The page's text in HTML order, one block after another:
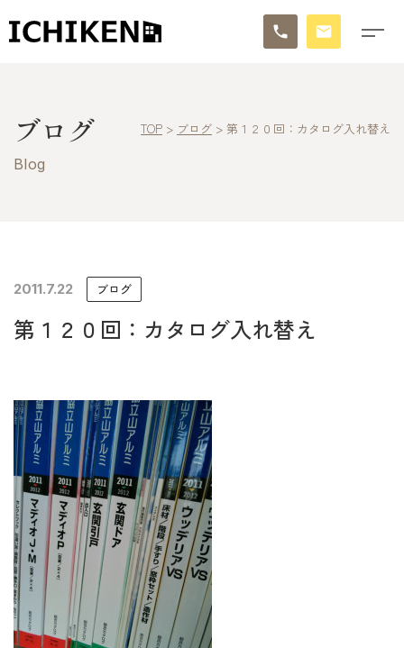
ブログ
イチケンの家づくり
モデルハウス
未来に住み継ぐ平屋
会社情報
Tel. 0257-27-2157
ブログ
Blog
TOP > ブログ > 第１２０回：カタログ入れ替え
2011.7.22 ブログ
第１２０回：カタログ入れ替え